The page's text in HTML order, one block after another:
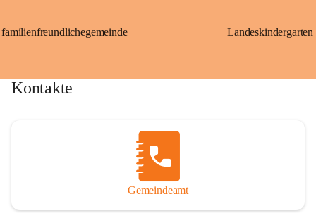
familienfreundlichegemeinde
Kontakte
Gemeindeamt